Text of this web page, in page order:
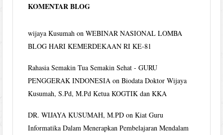
KOMENTAR BLOG
wijaya Kusumah onWEBINAR NASIONAL LOMBA
BLOG HARI KEMERDEKAAN RI KE-81
Rahasia Semakin Tua Semakin Sehat - GURU
PENGGERAK INDONESIA onBiodata Doktor Wijaya
Kusumah, S.Pd, M.Pd Ketua KOGTIK dan KKA
DR. WIJAYA KUSUMAH, M.PD onKiat Guru
Informatika Dalam Menerapkan Pembelajaran Mendalam